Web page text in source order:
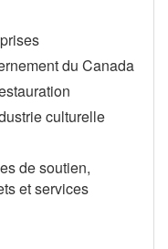
du Canada
culturelle
de soutien,
et services